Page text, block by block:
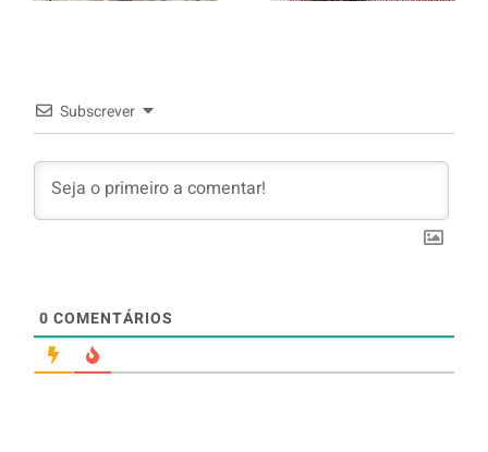
Subscrever
0 COMENTÁRIOS